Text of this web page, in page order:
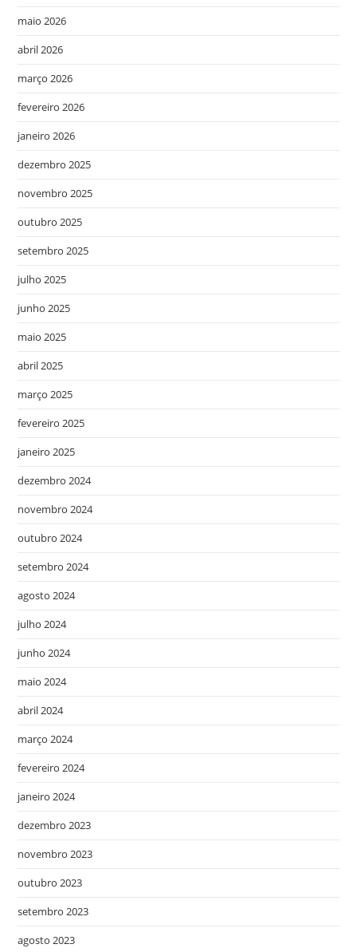
maio 2026
abril 2026
março 2026
fevereiro 2026
janeiro 2026
dezembro 2025
novembro 2025
outubro 2025
setembro 2025
julho 2025
junho 2025
maio 2025
abril 2025
março 2025
fevereiro 2025
janeiro 2025
dezembro 2024
novembro 2024
outubro 2024
setembro 2024
agosto 2024
julho 2024
junho 2024
maio 2024
abril 2024
março 2024
fevereiro 2024
janeiro 2024
dezembro 2023
novembro 2023
outubro 2023
setembro 2023
agosto 2023